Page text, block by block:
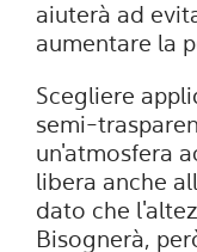
aiuterà ad
aumentare la
Scegliere
semi-
un'atmosfera
libera anche
dato che
Bisognerà,